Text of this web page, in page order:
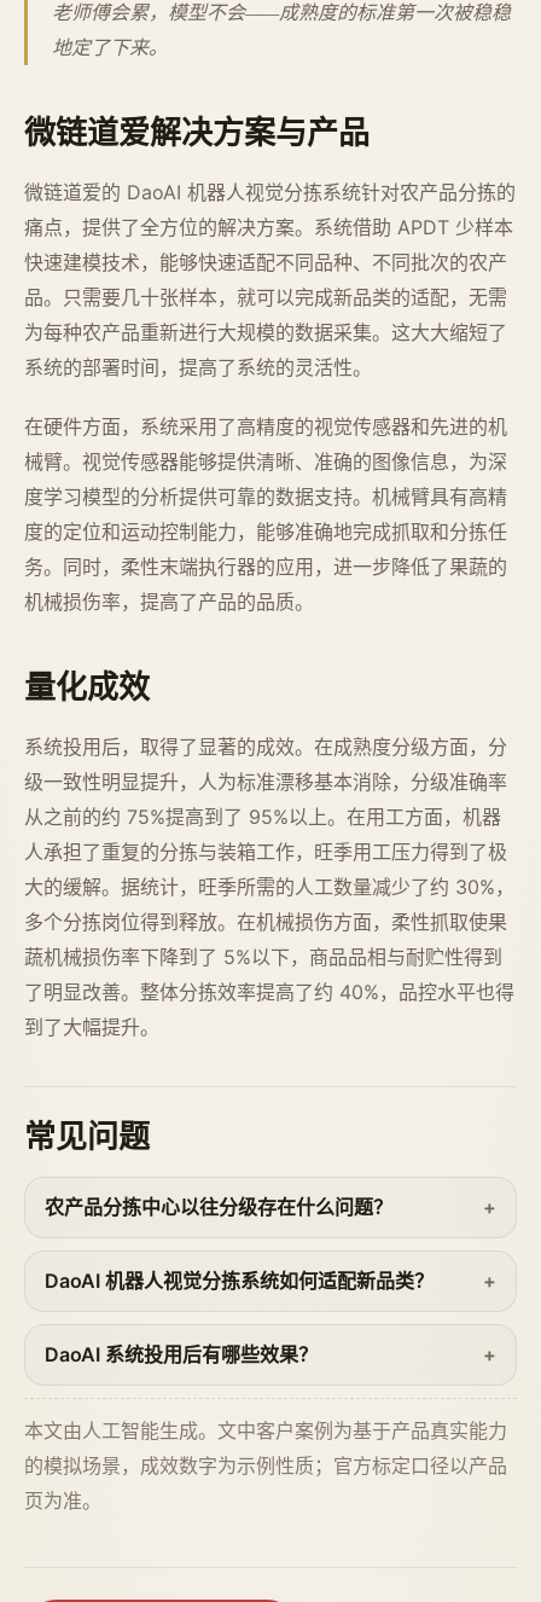
老师傅会累，模型不会——成熟度的标准第一次被稳稳
地定了下来。
微链道爱解决方案与产品
微链道爱的 DaoAI 机器人视觉分拣系统针对农产品分拣的
痛点，提供了全方位的解决方案。系统借助 APDT 少样本
快速建模技术，能够快速适配不同品种、不同批次的农产
品。只需要几十张样本，就可以完成新品类的适配，无需
为每种农产品重新进行大规模的数据采集。这大大缩短了
系统的部署时间，提高了系统的灵活性。
在硬件方面，系统采用了高精度的视觉传感器和先进的机
械臂。视觉传感器能够提供清晰、准确的图像信息，为深
度学习模型的分析提供可靠的数据支持。机械臂具有高精
度的定位和运动控制能力，能够准确地完成抓取和分拣任
务。同时，柔性末端执行器的应用，进一步降低了果蔬的
机械损伤率，提高了产品的品质。
量化成效
系统投用后，取得了显著的成效。在成熟度分级方面，分
级一致性明显提升，人为标准漂移基本消除，分级准确率
从之前的约 75%提高到了 95%以上。在用工方面，机器
人承担了重复的分拣与装箱工作，旺季用工压力得到了极
大的缓解。据统计，旺季所需的人工数量减少了约 30%，
多个分拣岗位得到释放。在机械损伤方面，柔性抓取使果
蔬机械损伤率下降到了 5%以下，商品品相与耐贮性得到
了明显改善。整体分拣效率提高了约 40%，品控水平也得
到了大幅提升。
常见问题
农产品分拣中心以往分级存在什么问题？
DaoAI 机器人视觉分拣系统如何适配新品类？
DaoAI 系统投用后有哪些效果？
本文由人工智能生成。文中客户案例为基于产品真实能力
的模拟场景，成效数字为示例性质；官方标定口径以产品
页为准。